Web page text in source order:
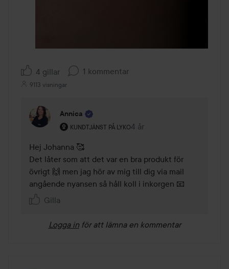
4 gillar 1 kommentar
9113 visningar
Annica
KUNDTJÄNST PÅ LYKO
Användarens roll: Kundtjänst på Lyko.
4 år
Kommentaren lades 4 år
Hej Johanna 🥰
Det låter som att det var en bra produkt för
övrigt 🙌 men jag hör av mig till dig via mail
angående nyansen så håll koll i inkorgen 📧
Gilla
Logga in för att lämna en kommentar